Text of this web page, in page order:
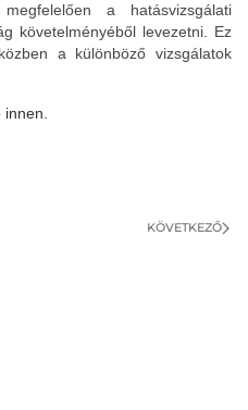
a hatásvizsgálati
követelményéből levezetni. Ez
a különböző vizsgálatok
KÖVETKEZŐ